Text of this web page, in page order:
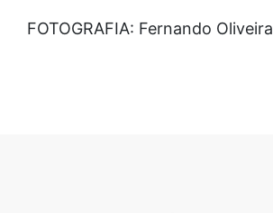
FOTOGRAFIA: Fernando Oliveira